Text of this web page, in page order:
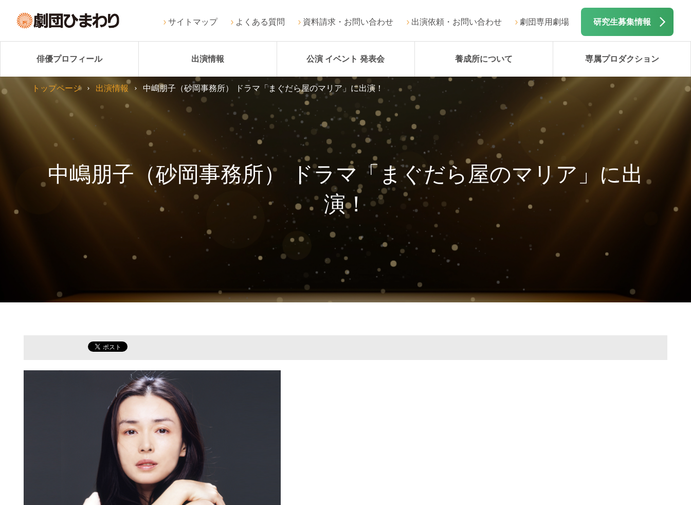
サイトマップ よくある質問 資料請求・お問い合わせ 出演依頼・お問い合わせ 劇団専用劇場 研究生募集情報
俳優プロフィール 出演情報 公演 イベント 発表会 養成所について 専属プロダクション
中嶋朋子（砂岡事務所） ドラマ「まぐだら屋のマリア」に出
演！
トップページ 出演情報 中嶋朋子（砂岡事務所） ドラマ「まぐだら屋のマリア」に出演！